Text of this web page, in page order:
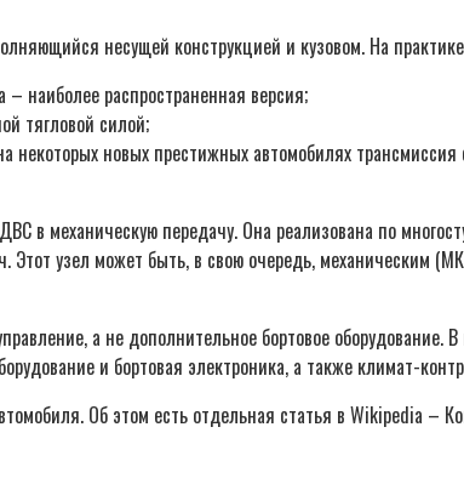
несущей конструкцией и кузовом. На
наиболее распространенная версия;
тягловой силой;
новых престижных автомобилях
в механическую передачу. Она реализована по
Этот узел может быть, в свою очередь, механическим
а не дополнительное бортовое оборудование.
и бортовая электроника, а также климат-
Об этом есть отдельная статья в Wikipediа –